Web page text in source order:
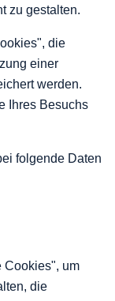
zu gestalten.
die
einer
werden.
Ihres Besuchs
folgende Daten
Cookies", um
die